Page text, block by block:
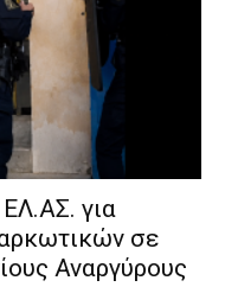
για
σε
Αναργύρους